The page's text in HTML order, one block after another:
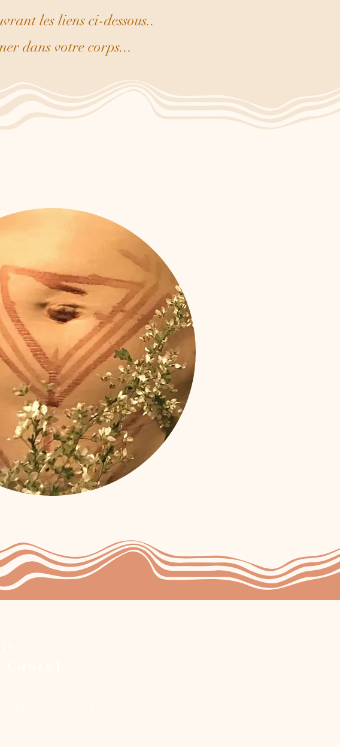
les liens ci-dessous..
dans votre corps...